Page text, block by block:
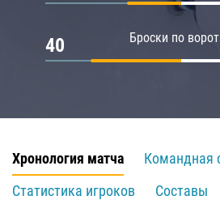
Броски по
40
Хронология матча
Командная
Статистика игроков
Составы